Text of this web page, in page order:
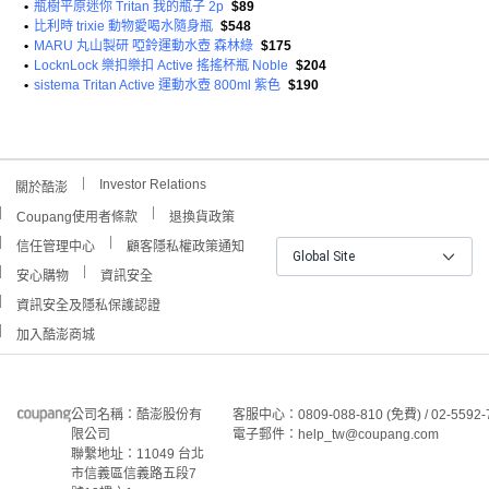
Slim Bottle 夏季質感隨行瓶，採用輕巧材質，方便攜帶，讓您
<產品資訊皆由跨境廠商提供，產品資訊部分文字係由AI產出
翻譯內容僅供參考，相關說明應以實際產品標示資訊為準>
• 瓶樹平原迷你 Tritan 我的瓶子 2p $89
• 比利時 trixie 動物愛喝水隨身瓶 $548
• MARU 丸山製研 啞鈴運動水壺 森林綠 $175
• LocknLock 樂扣樂扣 Active 搖搖杯瓶 Noble $204
• sistema Tritan Active 運動水壺 800ml 紫色 $190
關於酷澎 Investor Relations
Coupang使用者條款
退換貨政策
信任管理中心
顧客隱私權政策通知
安心購物
資訊安全
資訊安全及隱私保護認證
加入酷澎商城
Global Site
公司名稱：酷澎股份有
限公司
聯繫地址：11049 台北
市信義區信義路五段7
客服中心：0809-088-810 (免費) / 02-
電子郵件：help_tw@coupang.com